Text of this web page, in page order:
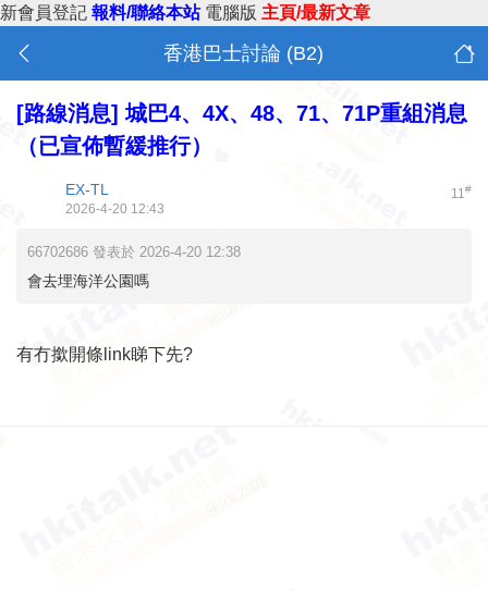
新會員登記 報料/聯絡本站 電腦版 主頁/最新文章
香港巴士討論 (B2)
[路線消息] 城巴4、4X、48、71、71P重組消息
（已宣佈暫緩推行）
11#
EX-TL
2026-4-20 12:43
66702686 發表於 2026-4-20 12:38
會去埋海洋公園嗎
有冇撳開條link睇下先?